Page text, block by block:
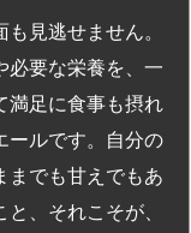
見逃せません。
必要な栄養を、一
満足に食事も摂れ
ールです。自分の
までも甘えでもあ
、それこそが、